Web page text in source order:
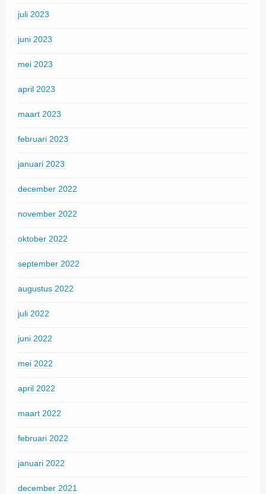
juli 2023
juni 2023
mei 2023
april 2023
maart 2023
februari 2023
januari 2023
december 2022
november 2022
oktober 2022
september 2022
augustus 2022
juli 2022
juni 2022
mei 2022
april 2022
maart 2022
februari 2022
januari 2022
december 2021